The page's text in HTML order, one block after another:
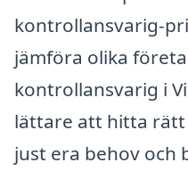
kontrollansvarig-
jämföra olika
kontrollansvarig i
lättare att hitta rätt
just era behov och